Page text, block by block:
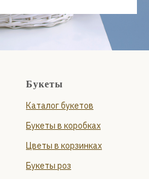
Букеты
Каталог букетов
Букеты в коробках
Цветы в корзинках
Букеты роз